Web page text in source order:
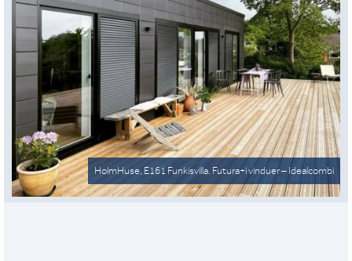
HolmHuse, E161 Funkisvilla. Futura+i vinduer – Idealcombi